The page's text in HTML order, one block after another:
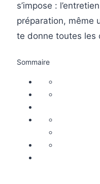
s’impose :
préparation, même
te donne toutes les
Sommaire